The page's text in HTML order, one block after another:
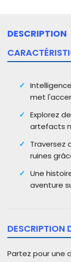
DESCRIPTION
met
Explorez
artefacts
Traversez
ruines
Une
aventure
DESCRIPTION
Partez pour une